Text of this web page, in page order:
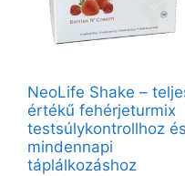
NeoLife Shake –
értékű fehérjeturmix
testsúlykontrollhoz és
mindennapi
táplálkozáshoz